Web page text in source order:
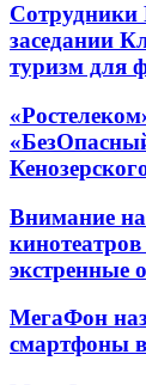
Сотрудники
заседании
туризм для
Внимание
экстренные
МегаФон
смартфоны